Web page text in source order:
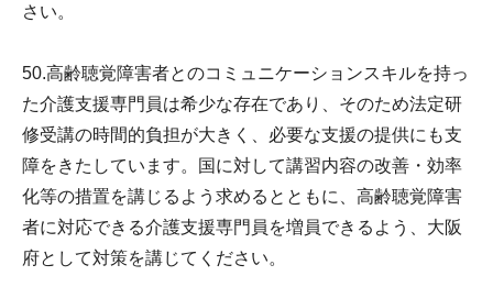
さい。
50.高齢聴覚障害者とのコミュニケーションスキルを持っ
た介護支援専門員は希少な存在であり、そのため法定研
修受講の時間的負担が大きく、必要な支援の提供にも支
障をきたしています。国に対して講習内容の改善・効率
化等の措置を講じるよう求めるとともに、高齢聴覚障害
者に対応できる介護支援専門員を増員できるよう、大阪
府として対策を講じてください。